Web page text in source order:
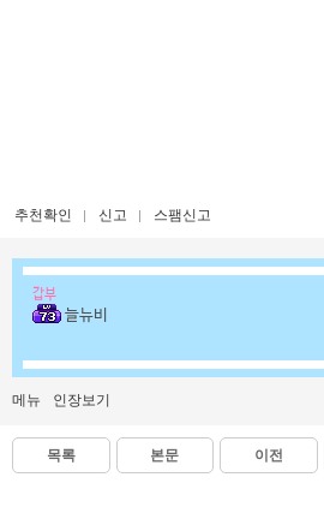
추천확인 신고 스팸신고
갑부
늘뉴비
메뉴 인장보기
목록 본문 이전